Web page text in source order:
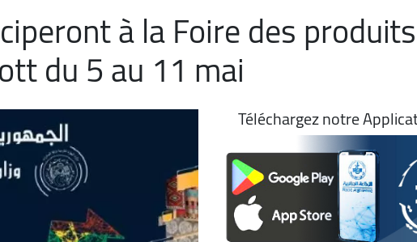
à la Foire des
du 5 au 11 mai
Téléchargez notre